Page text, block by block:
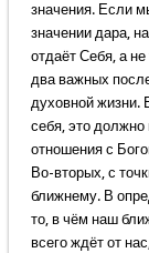
значения. Если
значении дара,
отдаёт Себя, а
два важных
духовной жизни.
себя, это должно
отношения с
Во-вторых, с
ближнему. В
то, в чём наш
всего ждёт от